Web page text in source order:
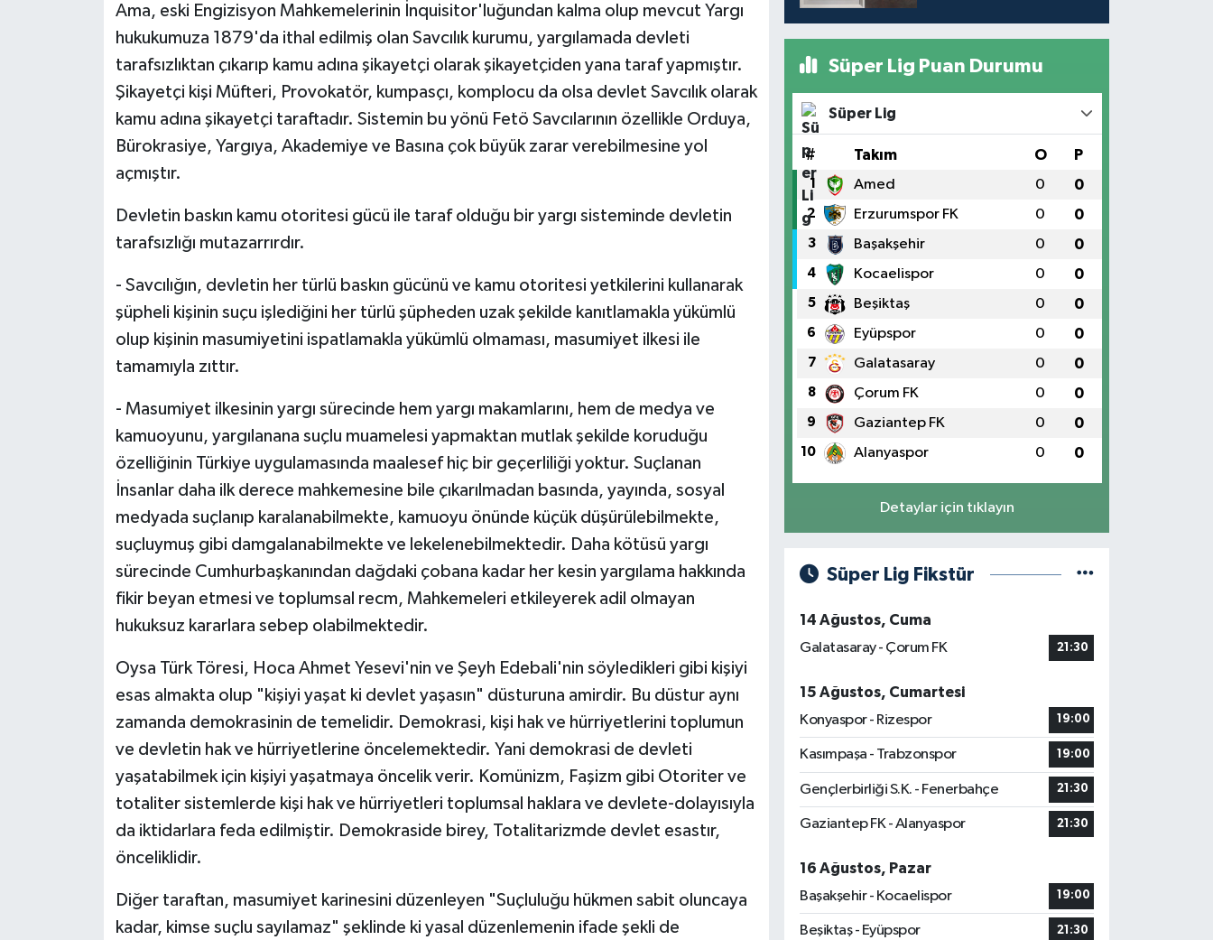
Ama, eski Engizisyon Mahkemelerinin İnquisitor'luğundan kalma olup mevcut Yargı
hukukumuza 1879'da ithal edilmiş olan Savcılık kurumu, yargılamada devleti
tarafsızlıktan çıkarıp kamu adına şikayetçi olarak şikayetçiden yana taraf yapmıştır.
Şikayetçi kişi Müfteri, Provokatör, kumpasçı, komplocu da olsa devlet Savcılık olarak
kamu adına şikayetçi taraftadır. Sistemin bu yönü Fetö Savcılarının özellikle Orduya,
Bürokrasiye, Yargıya, Akademiye ve Basına çok büyük zarar verebilmesine yol
açmıştır.
Devletin baskın kamu otoritesi gücü ile taraf olduğu bir yargı sisteminde devletin
tarafsızlığı mutazarrırdır.
- Savcılığın, devletin her türlü baskın gücünü ve kamu otoritesi yetkilerini kullanarak
şüpheli kişinin suçu işlediğini her türlü şüpheden uzak şekilde kanıtlamakla yükümlü
olup kişinin masumiyetini ispatlamakla yükümlü olmaması, masumiyet ilkesi ile
tamamıyla zıttır.
- Masumiyet ilkesinin yargı sürecinde hem yargı makamlarını, hem de medya ve
kamuoyunu, yargılanana suçlu muamelesi yapmaktan mutlak şekilde koruduğu
özelliğinin Türkiye uygulamasında maalesef hiç bir geçerliliği yoktur. Suçlanan
İnsanlar daha ilk derece mahkemesine bile çıkarılmadan basında, yayında, sosyal
medyada suçlanıp karalanabilmekte, kamuoyu önünde küçük düşürülebilmekte,
suçluymuş gibi damgalanabilmekte ve lekelenebilmektedir. Daha kötüsü yargı
sürecinde Cumhurbaşkanından dağdaki çobana kadar her kesin yargılama hakkında
fikir beyan etmesi ve toplumsal recm, Mahkemeleri etkileyerek adil olmayan
hukuksuz kararlara sebep olabilmektedir.
Oysa Türk Töresi, Hoca Ahmet Yesevi'nin ve Şeyh Edebali'nin söyledikleri gibi kişiyi
esas almakta olup "kişiyi yaşat ki devlet yaşasın" düsturuna amirdir. Bu düstur aynı
zamanda demokrasinin de temelidir. Demokrasi, kişi hak ve hürriyetlerini toplumun
ve devletin hak ve hürriyetlerine öncelemektedir. Yani demokrasi de devleti
yaşatabilmek için kişiyi yaşatmaya öncelik verir. Komünizm, Faşizm gibi Otoriter ve
totaliter sistemlerde kişi hak ve hürriyetleri toplumsal haklara ve devlete-dolayısıyla
da iktidarlara feda edilmiştir. Demokraside birey, Totalitarizmde devlet esastır,
önceliklidir.
Diğer taraftan, masumiyet karinesini düzenleyen "Suçluluğu hükmen sabit oluncaya
kadar, kimse suçlu sayılamaz" şeklinde ki yasal düzenlemenin ifade şekli de
Süper Lig Puan Durumu
Süper Lig
# Takım O P
1 Amed 0 0
2 Erzurumspor FK 0 0
3 Başakşehir 0 0
4 Kocaelispor 0 0
5 Beşiktaş 0 0
6 Eyüpspor 0 0
7 Galatasaray 0 0
8 Çorum FK 0 0
9 Gaziantep FK 0 0
10 Alanyaspor 0 0
Detaylar için tıklayın
Süper Lig Fikstür
14 Ağustos, Cuma
Galatasaray - Çorum FK
21:30
15 Ağustos, Cumartesi
Konyaspor - Rizespor
19:00
Kasımpaşa - Trabzonspor 19:00
Gençlerbirliği S.K. - Fenerbahçe 21:30
Gaziantep FK - Alanyaspor 21:30
16 Ağustos, Pazar
Başakşehir - Kocaelispor
19:00
Beşiktaş - Eyüpspor 21:30